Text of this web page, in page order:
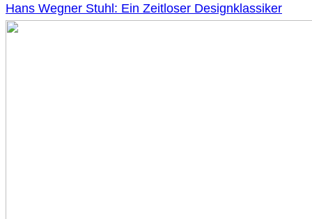
Hans Wegner Stuhl: Ein Zeitloser Designklassiker